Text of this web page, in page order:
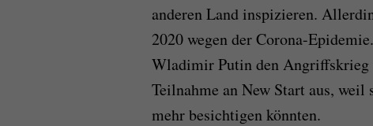
anderen Land inspizieren.
2020 wegen der Corona-
Wladimir Putin den Angriffskrieg
Teilnahme an New Start aus,
mehr besichtigen könnten.